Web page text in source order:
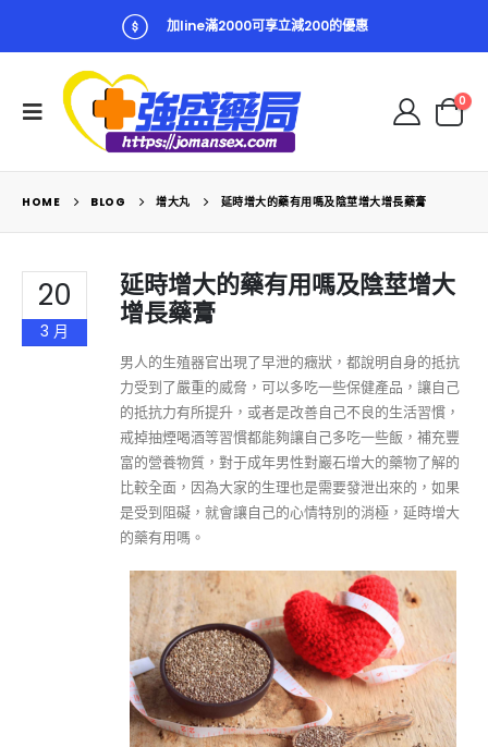
加line滿2000可享立減200的優惠
0
HOME BLOG 增大丸 延時增大的藥有用嗎及陰莖增大增長藥膏
20
3 月
延時增大的藥有用嗎及陰莖增大
增長藥膏
男人的生殖器官出現了早泄的癥狀，都說明自身的抵抗
力受到了嚴重的威脅，可以多吃一些保健產品，讓自己
的抵抗力有所提升，或者是改善自己不良的生活習慣，
戒掉抽煙喝酒等習慣都能夠讓自己多吃一些飯，補充豐
富的營養物質，對于成年男性對巖石增大的藥物了解的
比較全面，因為大家的生理也是需要發泄出來的，如果
是受到阻礙，就會讓自己的心情特別的消極，延時增大
的藥有用嗎。